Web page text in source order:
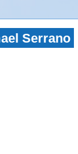
Serrano